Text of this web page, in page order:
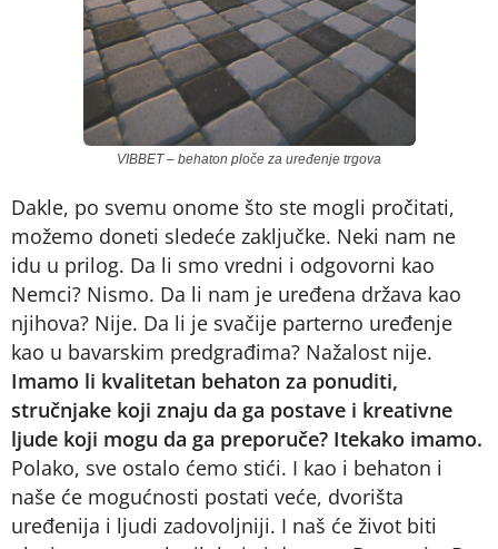
VIBBET – behaton ploče za uređenje trgova
Dakle, po svemu onome što ste mogli pročitati,
možemo doneti sledeće zaključke. Neki nam ne
idu u prilog. Da li smo vredni i odgovorni kao
Nemci? Nismo. Da li nam je uređena država kao
njihova? Nije. Da li je svačije parterno uređenje
kao u bavarskim predgrađima? Nažalost nije.
Imamo li kvalitetan behaton za ponuditi,
stručnjake koji znaju da ga postave i kreativne
ljude koji mogu da ga preporuče? Itekako imamo.
Polako, sve ostalo ćemo stići. I kao i behaton i
naše će mogućnosti postati veće, dvorišta
uređenija i ljudi zadovoljniji. I naš će život biti